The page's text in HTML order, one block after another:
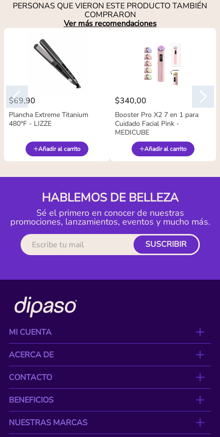
PERSONAS QUE VIERON ESTE PRODUCTO TAMBIÉN
COMPRARON
Ver más recomendaciones
$69,90
Plancha Extreme Titanium
480°F - LIZZE
Añadir al carrito
$340,00
Booster Pro X2 7 en 1 para
Cuidado Facial Pink -
MEDICUBE
Añadir al carrito
HABLEMOS DE BELLEZA
Sé el primero en conocer de nuestras
promociones, lanzamientos, eventos y mucho más.
SUSCRIBIR
MI CUENTA
ACERCA DE
CONTACTO
BENEFICIOS
NUESTRAS MARCAS